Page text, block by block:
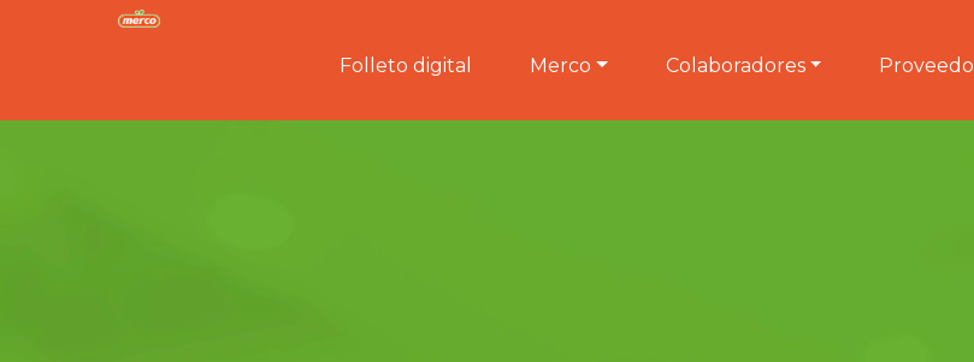
Folleto digital Merco Colaboradores